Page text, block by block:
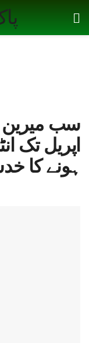
اپریل تک
ہونے کا